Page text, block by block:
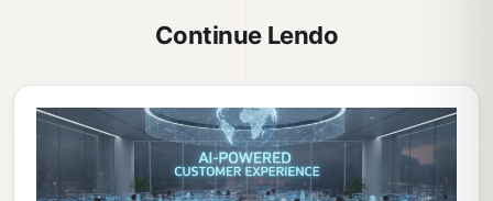
Continue Lendo